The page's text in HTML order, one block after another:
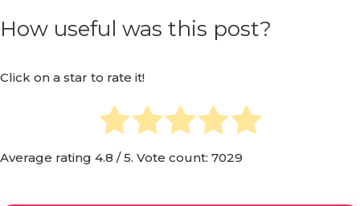
How useful was this post?
Click on a star to rate it!
Average rating 4.8 / 5. Vote count: 7029